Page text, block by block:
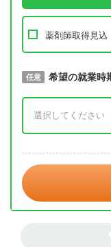
薬剤師取得見込
必須 取得予定年
任意 希望の就業時